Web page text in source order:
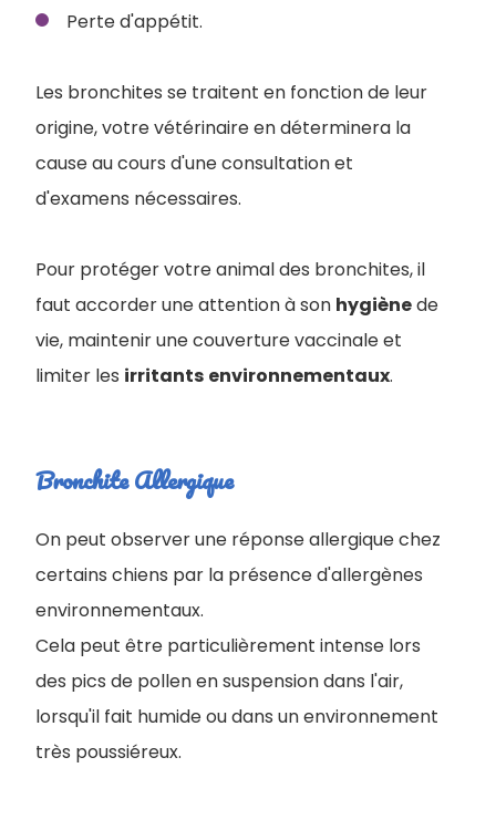
Perte d'appétit.
Les bronchites se traitent en fonction de leur
origine, votre vétérinaire en déterminera la
cause au cours d'une consultation et
d'examens nécessaires.
Pour protéger votre animal des bronchites, il
faut accorder une attention à son hygiènede
vie, maintenir une couverture vaccinale et
limiter les irritants environnementaux.
Bronchite Allergique
On peut observer une réponse allergique chez
certains chiens par la présence d'allergènes
environnementaux.
Cela peut être particulièrement intense lors
des pics de pollen en suspension dans l'air,
lorsqu'il fait humide ou dans un environnement
très poussiéreux.